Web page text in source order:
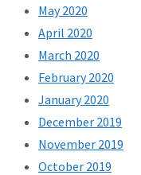
May 2020
April 2020
March 2020
February 2020
January 2020
December 2019
November 2019
October 2019